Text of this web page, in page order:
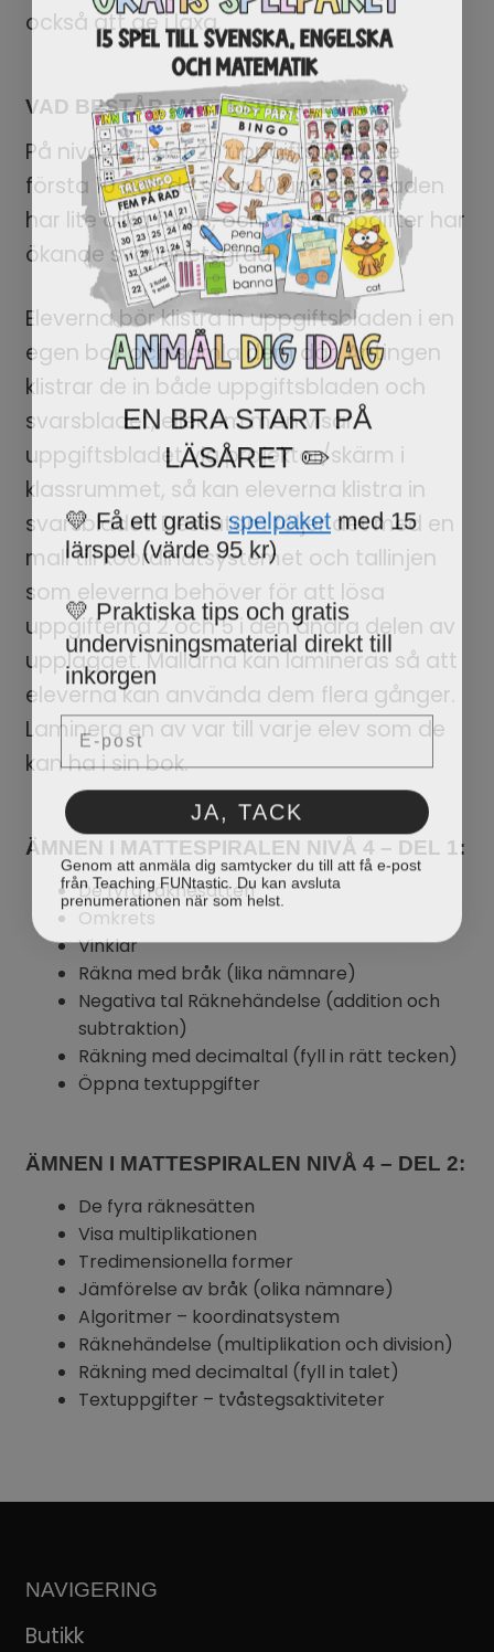
också att ge i läxa.
VAD BESTÅR MATTESPIRALEN AV?
På nivå 4 är det 20 uppgiftsblad. De
första 10 och de sista 10 uppgiftsbladen
har lite olika fokus, och vissa uppgifter har
ökande svårighetsgrad.
Eleverna bör klistra in uppgiftsbladen i en
egen bok och samla dem där. Antingen
klistrar de in både uppgiftsbladen och
svarsbladet, eller om man visar
uppgiftsbladet via projektor/skärm i
klassrummet, så kan eleverna klistra in
svarsbladet. Dessutom följer det med en
mall till koordinatsystemet och tallinjen
som eleverna behöver för att lösa
uppgifterna 2 och 5 i den andra delen av
upplägget. Mallarna kan lamineras så att
eleverna kan använda dem flera gånger.
Laminera en av var till varje elev som de
kan ha i sin bok.
ÄMNEN I MATTESPIRALEN NIVÅ 4 – DEL 1:
De fyra räknesätten
Omkrets
Vinklar
Räkna med bråk (lika nämnare)
Negativa tal Räknehändelse (addition och
subtraktion)
Räkning med decimaltal (fyll in rätt tecken)
Öppna textuppgifter
ÄMNEN I MATTESPIRALEN NIVÅ 4 – DEL 2:
De fyra räknesätten
Visa multiplikationen
Tredimensionella former
Jämförelse av bråk (olika nämnare)
Algoritmer – koordinatsystem
Räknehändelse (multiplikation och division)
Räkning med decimaltal (fyll in talet)
Textuppgifter – tvåstegsaktiviteter
NAVIGERING
Butikk
EN BRA START PÅ
LÄSÅRET ✏️
💛 Få ett gratis spelpaket med 15
lärspel (värde 95 kr)
💛 Praktiska tips och gratis
undervisningsmaterial direkt till
inkorgen
JA, TACK
Genom att anmäla dig samtycker du till att få e-post
från Teaching FUNtastic. Du kan avsluta
prenumerationen när som helst.